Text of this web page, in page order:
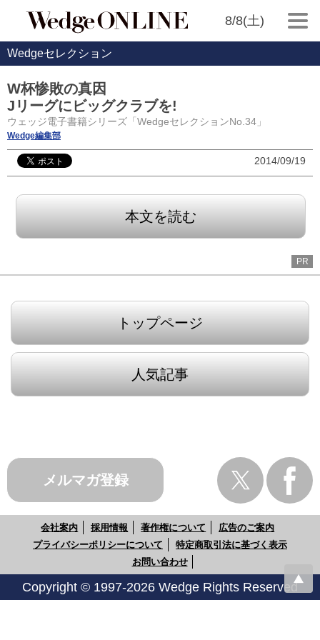
8/8(土)
Wedgeセレクション
W杯惨敗の真因
Jリーグにビッグクラブを!
ウェッジ電子書籍シリーズ「WedgeセレクションNo.34」
Wedge編集部
2014/09/19
本文を読む
PR
トップページ
人気記事
メルマガ登録
会社案内 採用情報 著作権について
広告のご案内
プライバシーポリシーについて
特定商取引法に基づく表示
お問い合わせ
Copyright © 1997-2026 Wedge Rights Reserved